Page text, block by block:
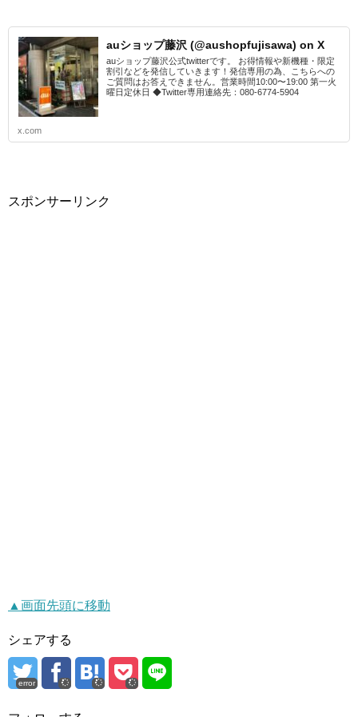
auショップ藤沢 (@aushopfujisawa) on X
auショップ藤沢公式twitterです。 お得情報や新機種・限定
割引などを発信していきます！発信専用の為、こちらへの
ご質問はお答えできません。営業時間10:00〜19:00 第一火
曜日定休日 ◆Twitter専用連絡先：080-6774-5904
x.com
スポンサーリンク
▲画面先頭に移動
シェアする
error